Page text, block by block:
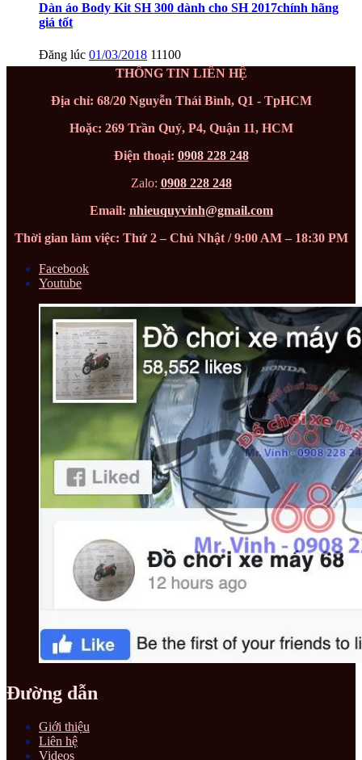
Dàn áo Body Kit SH 300 dành cho SH 2017chính hãng
giá tốt
Đăng lúc 01/03/2018 11100
THÔNG TIN LIÊN HỆ
Địa chỉ: 68/20 Nguyễn Thái Bình, Q1 - TpHCM
Hoặc: 269 Trần Quý, P4, Quận 11, HCM
Điện thoại: 0908 228 248
Zalo: 0908 228 248
Email: nhieuquyvinh@gmail.com
Thời gian làm việc: Thứ 2 – Chủ Nhật / 9:00 AM – 18:30 PM
Facebook
Youtube
Đường dẫn
Giới thiệu
Liên hệ
Videos